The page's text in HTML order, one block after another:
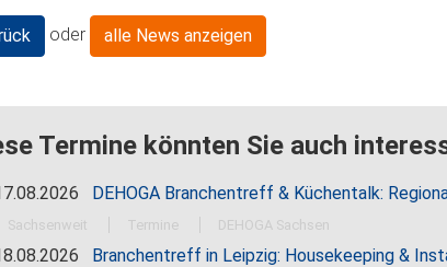
oder alle News anzeigen
Termine könnten Sie auch
DEHOGA Branchentreff & Küchentalk:
Sachsenweit Termine DEHOGA Sachsen
Branchentreff in Leipzig: Housekeeping &